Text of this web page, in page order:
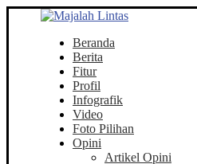
Beranda
Berita
Fitur
Profil
Infografik
Video
Foto Pilihan
Opini
Artikel Opini